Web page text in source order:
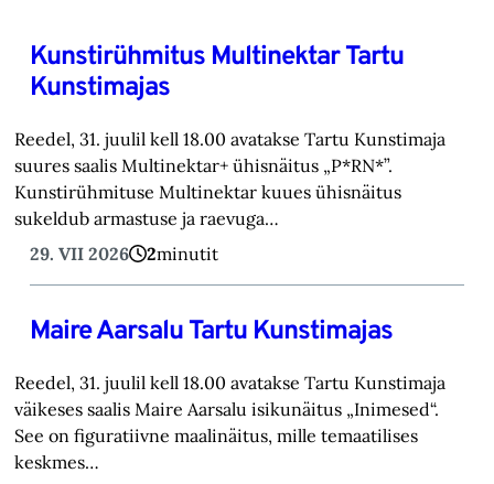
Kunstirühmitus Multinektar Tartu
Kunstimajas
Reedel, 31. juulil kell 18.00 avatakse Tartu Kunstimaja
suures saalis Multinektar+ ühisnäitus „P*RN*”.
Kunstirühmituse Multinektar kuues ühisnäitus
sukeldub armastuse ja raevuga…
29. VII 2026
2minutit
Maire Aarsalu Tartu Kunstimajas
Reedel, 31. juulil kell 18.00 avatakse Tartu Kunstimaja
väikeses saalis Maire Aarsalu isikunäitus „Inimesed“.
See on figuratiivne maalinäitus, mille temaatilises
keskmes…